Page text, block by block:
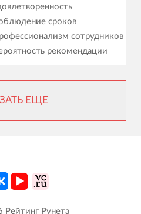
сроков
сотрудников
рекомендации
ЕЩЕ
Рейтинг Рунета